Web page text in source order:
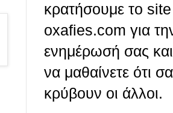
κρατήσουμε το site
oxafies.com για
ενημέρωσή σας
να μαθαίνετε ότι
κρύβουν οι άλλοι.